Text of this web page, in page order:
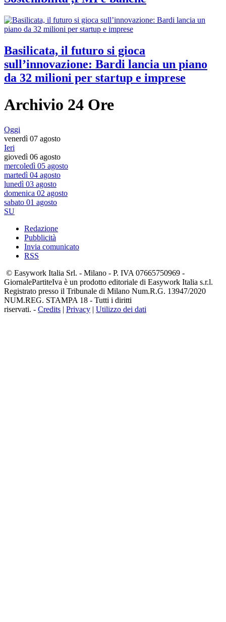
Basilicata, il futuro si gioca
sull’innovazione: Bardi lancia un piano
da 32 milioni per startup e imprese
Archivio 24 Ore
Oggi
venerdì 07 agosto
Ieri
giovedì 06 agosto
mercoledì 05 agosto
martedì 04 agosto
lunedì 03 agosto
domenica 02 agosto
sabato 01 agosto
SU
Redazione
Pubblicità
Invia comunicato
RSS
© Easywork Italia Srl. - Milano - P. IVA 07665750969 -
GiornalePartiteIva è un prodotto editoriale di Easywork Italia s.r.l.
Registrato presso il Tribunale di Milano Num.R.G. 13947/2020
NUM.REG. STAMPA 18 - Tutti i diritti
riservati. - Credits | Privacy | Utilizzo dei dati